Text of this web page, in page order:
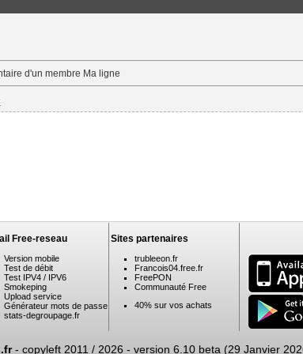
d'un membre Ma ligne
Free-reseau
Version mobile
Test de débit
Test IPV4 / IPV6
Smokeping
Upload service
Générateur mots de passe
stats-degroupage.fr
Sites partenaires
trubleeon.fr
Francois04.free.fr
FreePON
Communauté Free
40% sur vos achats
- copyleft 2011 / 2026 - version 6.10 beta (29 Janvier